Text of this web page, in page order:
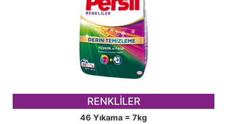
RENKLİLER
46 Yıkama = 7kg